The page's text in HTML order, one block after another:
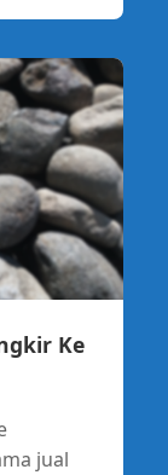
Ke
jual